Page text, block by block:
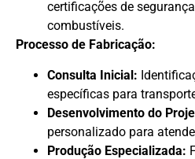
certificações de
combustíveis.
Processo de Fabricação:
Consulta Inicial:
específicas para
Desenvolvimento do
personalizado para
Produção Especializada: